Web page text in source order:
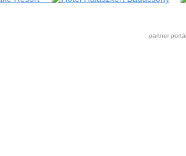
partner